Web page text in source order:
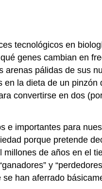
tecnológicos en
genes cambian en
arenas pálidas de sus
la dieta de un
convertirse en dos
e importantes para
porque pretende
de años en el
y
han aferrado